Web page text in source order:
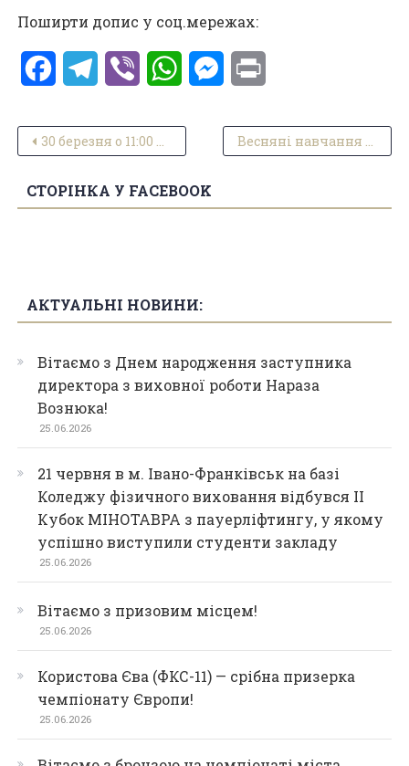
Поширти допис у соц.мережах:
FacebookTelegram
Viber WhatsAppMessenger
Навігація записів
30 березня о 11:00 на базі коледжу відбудуться спортивні змагання “Надія нації”
СТОРІНКА У FACEBOOK
АКТУАЛЬНІ НОВИНИ:
Вітаємо з Днем народження заступника
директора з виховної роботи Нараза
Вознюка!
25.06.2026
21 червня в м. Івано-Франківськ на базі
Коледжу фізичного виховання відбувся ІІ
Кубок МІНОТАВРА з пауерліфтингу, у якому
успішно виступили студенти закладу
25.06.2026
Вітаємо з призовим місцем!
25.06.2026
Користова Єва (ФКС-11) — срібна призерка
чемпіонату Європи!
25.06.2026